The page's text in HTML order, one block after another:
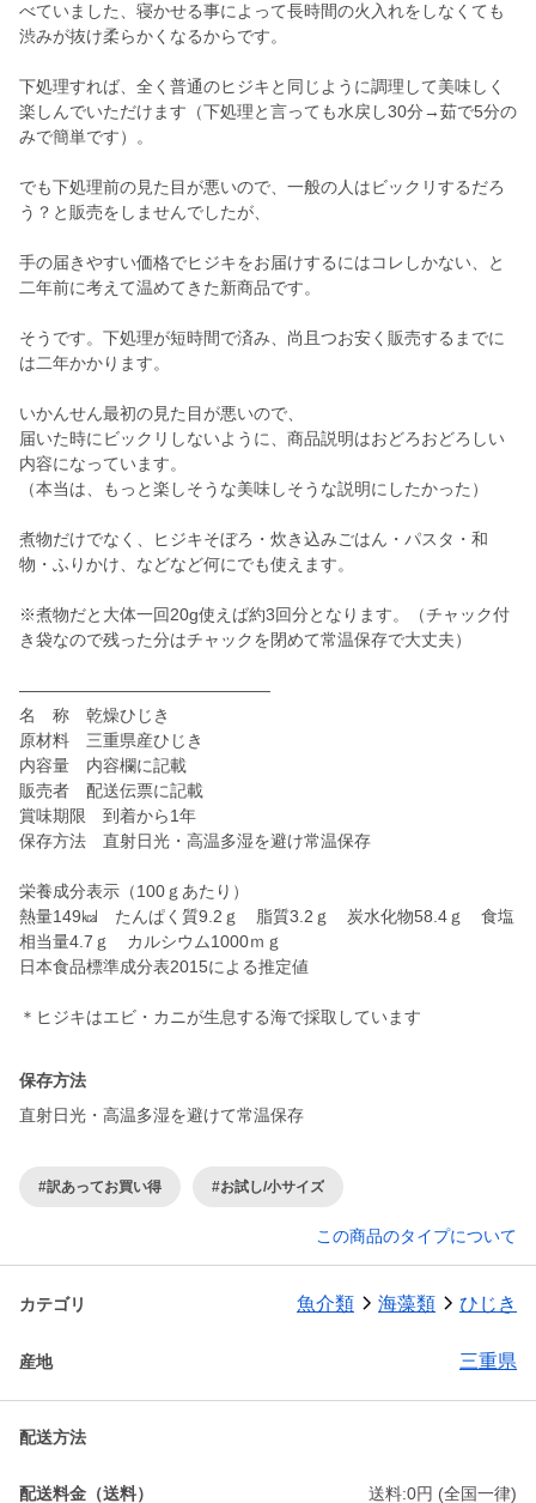
べていました、寝かせる事によって長時間の火入れをしなくても
渋みが抜け柔らかくなるからです。
下処理すれば、全く普通のヒジキと同じように調理して美味しく
楽しんでいただけます（下処理と言っても水戻し30分→茹で5分の
みで簡単です）。
でも下処理前の見た目が悪いので、一般の人はビックリするだろ
う？と販売をしませんでしたが、
手の届きやすい価格でヒジキをお届けするにはコレしかない、と
二年前に考えて温めてきた新商品です。
そうです。下処理が短時間で済み、尚且つお安く販売するまでに
は二年かかります。
いかんせん最初の見た目が悪いので、
届いた時にビックリしないように、商品説明はおどろおどろしい
内容になっています。
（本当は、もっと楽しそうな美味しそうな説明にしたかった）
煮物だけでなく、ヒジキそぼろ・炊き込みごはん・パスタ・和
物・ふりかけ、などなど何にでも使えます。
※煮物だと大体一回20g使えば約3回分となります。（チャック付
き袋なので残った分はチャックを閉めて常温保存で大丈夫）
―――――――――――――――
名 称 乾燥ひじき
原材料 三重県産ひじき
内容量 内容欄に記載
販売者 配送伝票に記載
賞味期限 到着から1年
保存方法 直射日光・高温多湿を避け常温保存
栄養成分表示（100ｇあたり）
熱量149㎉ たんぱく質9.2ｇ 脂質3.2ｇ 炭水化物58.4ｇ 食塩
相当量4.7ｇ カルシウム1000ｍｇ
日本食品標準成分表2015による推定値
＊ヒジキはエビ・カニが生息する海で採取しています
保存方法
直射日光・高温多湿を避けて常温保存
#訳あってお買い得 #お試し/小サイズ
この商品のタイプについて
カテゴリ 魚介類 海藻類 ひじき
産地 三重県
配送方法
配送料金（送料） 送料:0円 (全国一律)